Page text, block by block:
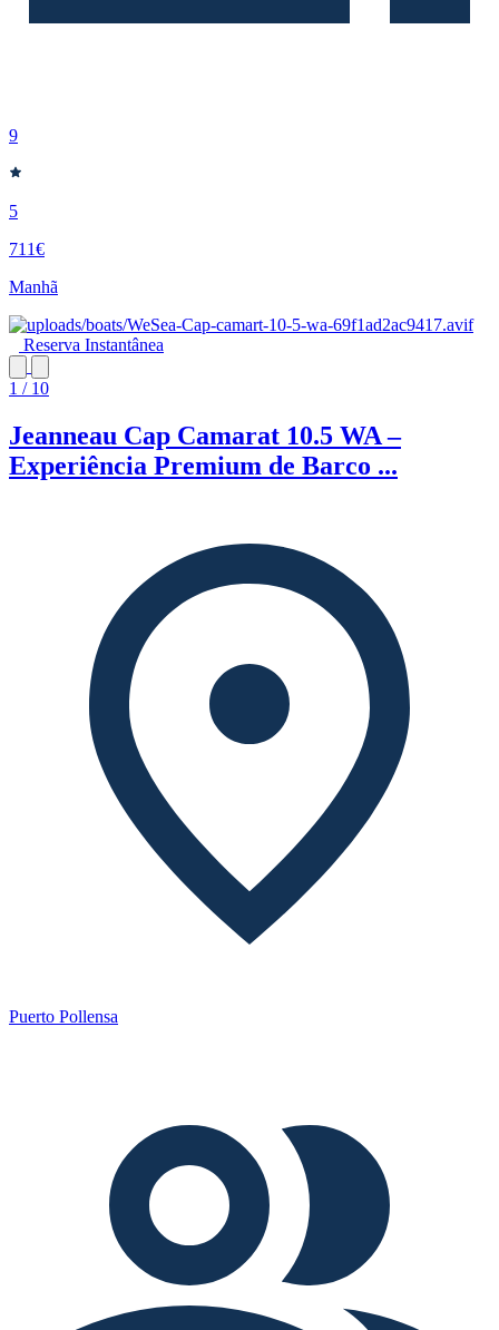
9
5
711€
Manhã
Reserva Instantânea
1 / 10
Jeanneau Cap Camarat 10.5 WA –
Experiência Premium de Barco ...
Puerto Pollensa